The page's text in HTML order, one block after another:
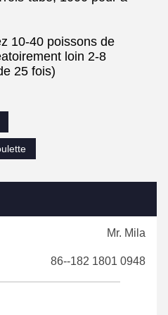
10-40 poissons de
loin 2-8
25 fois)
Mr. Mila
86--182 1801 0948